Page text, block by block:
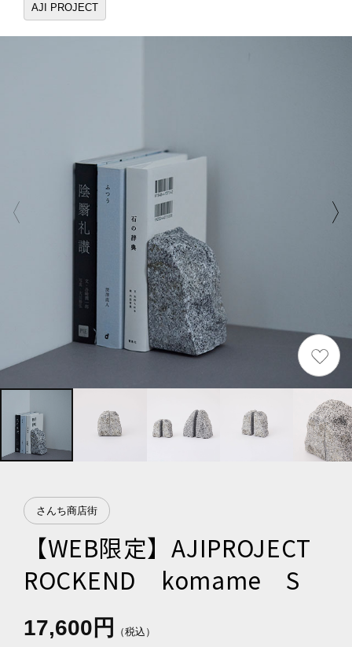
AJI PROJECT
さんち商店街
【WEB限定】AJIPROJECT
ROCKEND komame S
17,600円 （税込）